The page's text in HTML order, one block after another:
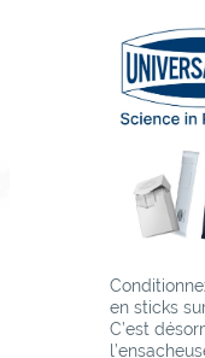
en sticks
C’est